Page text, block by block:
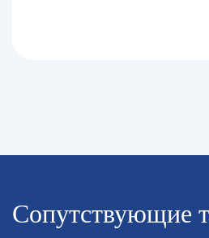
Сопутствующие